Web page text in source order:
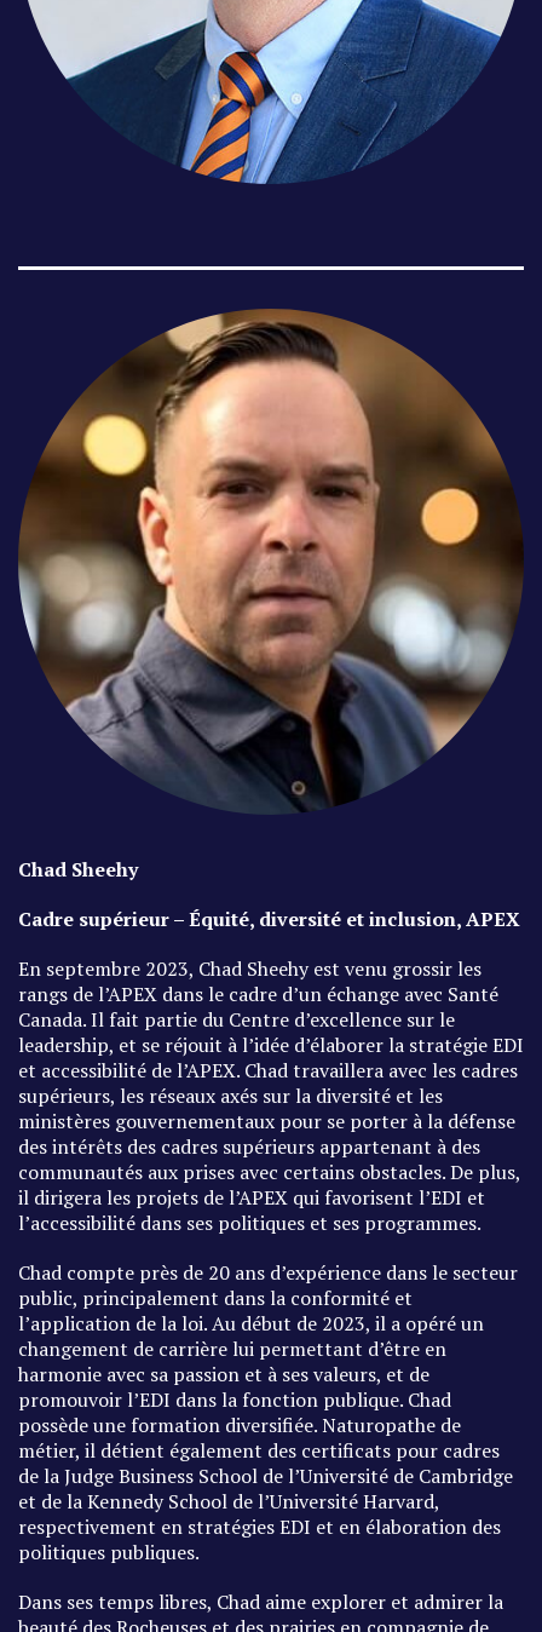
Chad Sheehy
Cadre supérieur – Équité, diversité et inclusion, APEX
En septembre 2023, Chad Sheehy est venu grossir les
rangs de l’APEX dans le cadre d’un échange avec Santé
Canada. Il fait partie du Centre d’excellence sur le
leadership, et se réjouit à l’idée d’élaborer la stratégie EDI
et accessibilité de l’APEX. Chad travaillera avec les cadres
supérieurs, les réseaux axés sur la diversité et les
ministères gouvernementaux pour se porter à la défense
des intérêts des cadres supérieurs appartenant à des
communautés aux prises avec certains obstacles. De plus,
il dirigera les projets de l’APEX qui favorisent l’EDI et
l’accessibilité dans ses politiques et ses programmes.
Chad compte près de 20 ans d’expérience dans le secteur
public, principalement dans la conformité et
l’application de la loi. Au début de 2023, il a opéré un
changement de carrière lui permettant d’être en
harmonie avec sa passion et à ses valeurs, et de
promouvoir l’EDI dans la fonction publique. Chad
possède une formation diversifiée. Naturopathe de
métier, il détient également des certificats pour cadres
de la Judge Business School de l’Université de Cambridge
et de la Kennedy School de l’Université Harvard,
respectivement en stratégies EDI et en élaboration des
politiques publiques.
Dans ses temps libres, Chad aime explorer et admirer la